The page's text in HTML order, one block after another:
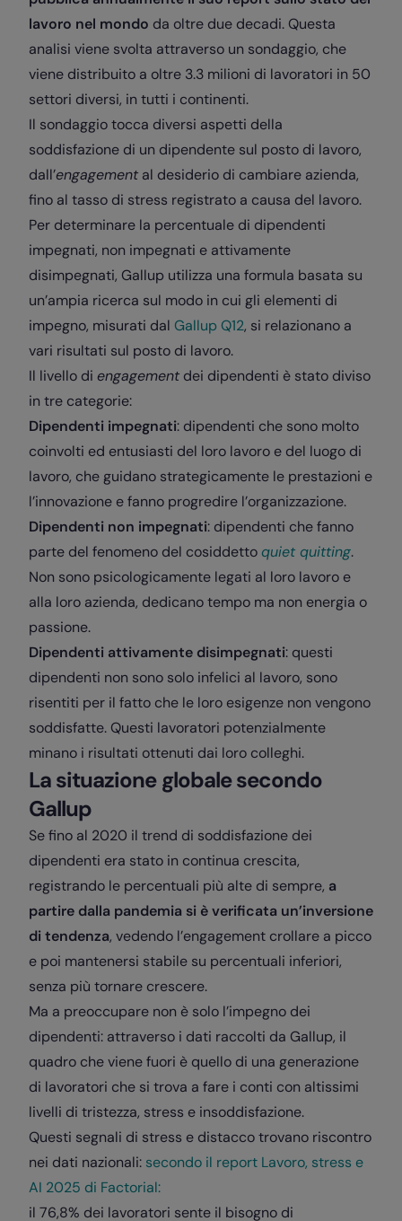
lavoro nel mondo da oltre due decadi. Questa
analisi viene svolta attraverso un sondaggio, che
viene distribuito a oltre 3.3 milioni di lavoratori in 50
settori diversi, in tutti i continenti.
Il sondaggio tocca diversi aspetti della
soddisfazione di un dipendente sul posto di lavoro,
dall’engagement al desiderio di cambiare azienda,
fino al tasso di stress registrato a causa del lavoro.
Per determinare la percentuale di dipendenti
impegnati, non impegnati e attivamente
disimpegnati, Gallup utilizza una formula basata su
un’ampia ricerca sul modo in cui gli elementi di
impegno, misurati dal Gallup Q12, si relazionano a
vari risultati sul posto di lavoro.
Il livello di engagement dei dipendenti è stato diviso
in tre categorie:
Dipendenti impegnati: dipendenti che sono molto
coinvolti ed entusiasti del loro lavoro e del luogo di
lavoro, che guidano strategicamente le prestazioni e
l’innovazione e fanno progredire l’organizzazione.
Dipendenti non impegnati: dipendenti che fanno
parte del fenomeno del cosiddettoquiet quitting.
Non sono psicologicamente legati al loro lavoro e
alla loro azienda, dedicano tempo ma non energia o
passione.
Dipendenti attivamente disimpegnati: questi
dipendenti non sono solo infelici al lavoro, sono
risentiti per il fatto che le loro esigenze non vengono
soddisfatte. Questi lavoratori potenzialmente
minano i risultati ottenuti dai loro colleghi.
La situazione globale secondo
Gallup
Se fino al 2020 il trend di soddisfazione dei
dipendenti era stato in continua crescita,
registrando le percentuali più alte di sempre, a
partire dalla pandemia si è verificata un’inversione
di tendenza, vedendo l’engagement crollare a picco
e poi mantenersi stabile su percentuali inferiori,
senza più tornare crescere.
Ma a preoccupare non è solo l’impegno dei
dipendenti: attraverso i dati raccolti da Gallup, il
quadro che viene fuori è quello di una generazione
di lavoratori che si trova a fare i conti con altissimi
livelli di tristezza, stress e insoddisfazione.
Questi segnali di stress e distacco trovano riscontro
nei dati nazionali: secondo il report Lavoro, stress e
AI 2025 di Factorial:
il 76,8% dei lavoratori sente il bisogno di